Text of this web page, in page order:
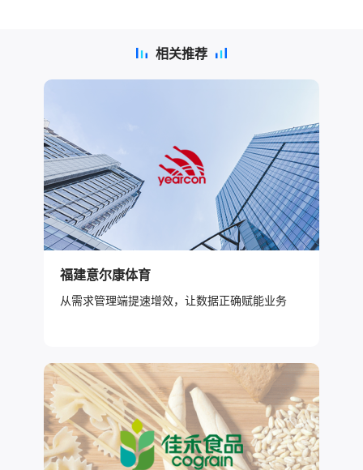
相关推荐
福建意尔康体育
从需求管理端提速增效，让数据正确赋能业务